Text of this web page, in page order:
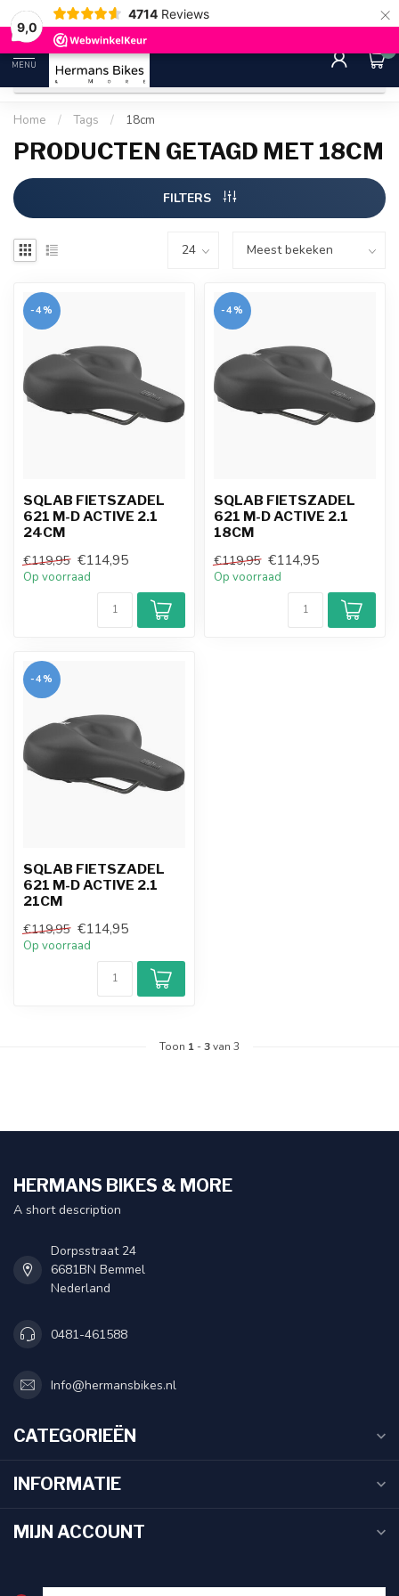
9,0
4714 Reviews ×
30 dagen bedenktijd Gratis
MENU
0
Home / Tags / 18cm
PRODUCTEN GETAGD MET 18CM
FILTERS
-4%
SQLAB FIETSZADEL
621 M-D ACTIVE 2.1
24CM
€119,95 €114,95
Op voorraad
-4%
SQLAB FIETSZADEL
621 M-D ACTIVE 2.1
18CM
€119,95 €114,95
Op voorraad
-4%
SQLAB FIETSZADEL
621 M-D ACTIVE 2.1
21CM
€119,95 €114,95
Op voorraad
Toon 1 -3van 3
HERMANS BIKES & MORE
A short description
Dorpsstraat 24
6681BN Bemmel
Nederland
0481-461588
Info@hermansbikes.nl
CATEGORIEËN
INFORMATIE
MIJN ACCOUNT